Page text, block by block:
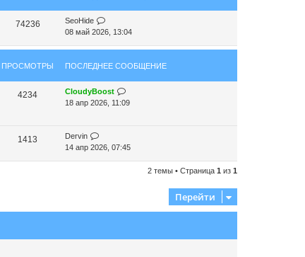
74236
SeoHide
08 май 2026, 13:04
ПРОСМОТРЫ ПОСЛЕДНЕЕ СООБЩЕНИЕ
4234
CloudyBoost
18 апр 2026, 11:09
1413
Dervin
14 апр 2026, 07:45
2 темы • Страница 1 из 1
Перейти